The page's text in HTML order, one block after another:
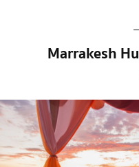
Marrakesh